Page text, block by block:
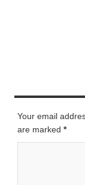
Your email
are marked *